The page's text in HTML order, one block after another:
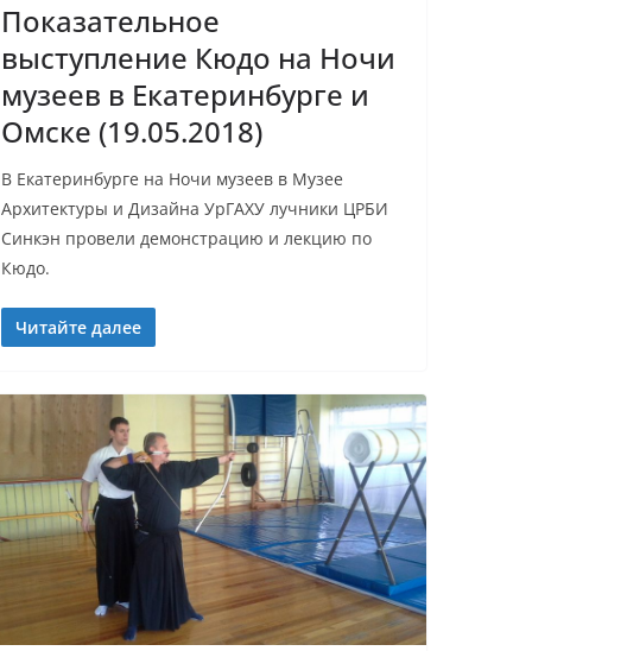
Показательное
выступление Кюдо на Ночи
музеев в Екатеринбурге и
Омске (19.05.2018)
В Екатеринбурге на Ночи музеев в Музее
Архитектуры и Дизайна УрГАХУ лучники ЦРБИ
Синкэн провели демонстрацию и лекцию по
Кюдо.
Читайте далее